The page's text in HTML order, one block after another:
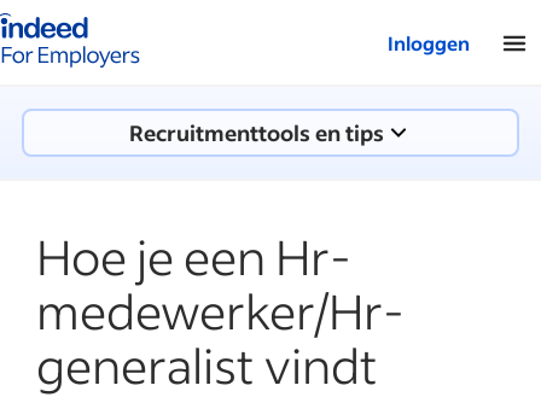
van Indeed - Voor werkgevers
Inloggen
Recruitmenttools en tips
Hoe je een Hr-
medewerker/Hr-
generalist vindt